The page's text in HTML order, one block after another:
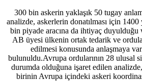
300 bin askerin yaklaşık 50 tugay
analizde, askerlerin donatılması için
bin piyade aracına da ihtiyaç duyulduğu
AB üyesi ülkenin ortak tedarik ve
edilmesi konusunda anlaşmaya
bulunuldu.Avrupa ordularının 28 ulusal
durumda olduğuna işaret edilen
birinin Avrupa içindeki askeri